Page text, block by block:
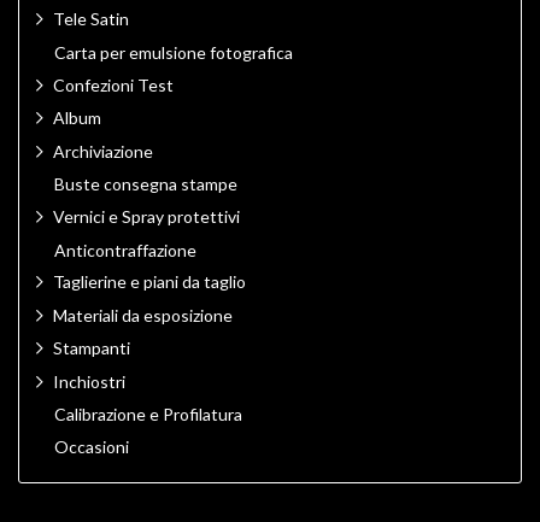
Tele Satin
Carta per emulsione fotografica
Confezioni Test
Album
Archiviazione
Buste consegna stampe
Vernici e Spray protettivi
Anticontraffazione
Taglierine e piani da taglio
Materiali da esposizione
Stampanti
Inchiostri
Calibrazione e Profilatura
Occasioni